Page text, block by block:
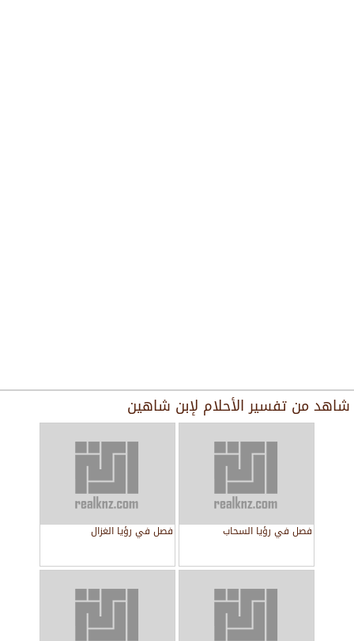
شاهد من تفسير الأحلام لإبن شاهين
فصل في رؤيا السحاب فصل في رؤيا الغزال